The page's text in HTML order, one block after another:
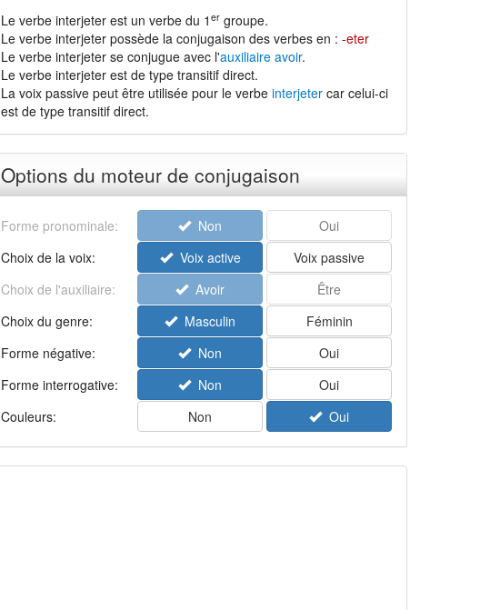
Le verbe interjeter est un verbe du 1 ergroupe.
Le verbe interjeter possède la conjugaison des verbes en : -eter
Le verbe interjeter se conjugue avec l'auxiliaire avoir.
Le verbe interjeter est de type transitif direct.
La voix passive peut être utilisée pour le verbe interjetercar celui-ci
est de type transitif direct.
Options du moteur de conjugaison
Forme pronominale: Non
Oui
Choix de la voix:
Voix active
Voix passive
Choix de l'auxiliaire:
Avoir
Être
Choix du genre:
Masculin
Féminin
Forme négative:
Non
Oui
Forme interrogative:
Non
Oui
Couleurs:
Non Oui